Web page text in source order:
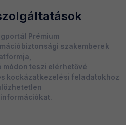
Prémium
szakemberek
módon teszi elérhetővé
kockázatkezelési feladatokhoz